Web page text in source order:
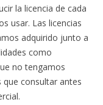
la licencia de cada
usar. Las licencias
adquirido junto a
como
no tengamos
que consultar antes